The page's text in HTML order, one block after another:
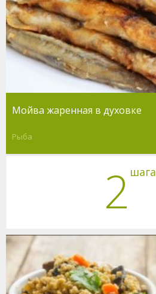
Мойва жаренная в духовке
Рыба
2 шага